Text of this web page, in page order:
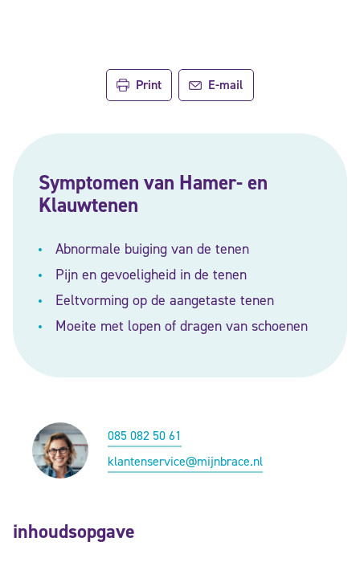
Print E-mail
Symptomen van Hamer- en
Klauwtenen
Abnormale buiging van de tenen
Pijn en gevoeligheid in de tenen
Eeltvorming op de aangetaste tenen
Moeite met lopen of dragen van schoenen
085 082 50 61
klantenservice@mijnbrace.nl
inhoudsopgave